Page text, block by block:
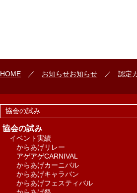
HOME ／ お知らせお知らせ ／ 認定カ
協会の試み
協会の試み
イベント実績
からあげリレー
アゲアゲCARNIVAL
からあげカーニバル
からあげキャラバン
からあげフェスティバル